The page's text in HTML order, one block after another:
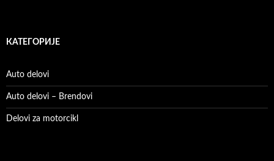
КАТЕГОРИЈЕ
Auto delovi
Auto delovi – Brendovi
Delovi za motorcikl